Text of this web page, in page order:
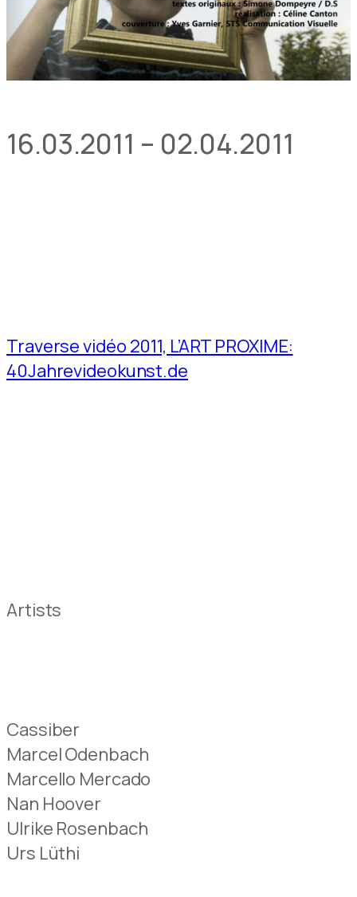
16.03.2011 – 02.04.2011
Traverse vidéo 2011, L’ART PROXIME:
40Jahrevideokunst.de
Artists
Cassiber
Marcel Odenbach
Marcello Mercado
Nan Hoover
Ulrike Rosenbach
Urs Lüthi